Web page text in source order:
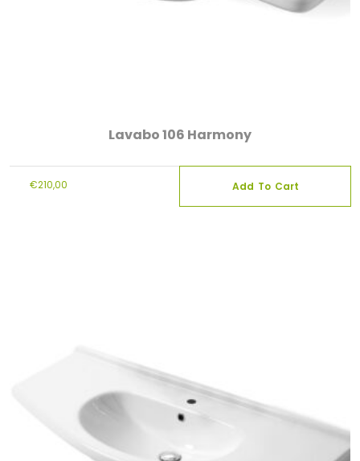
Lavabo 106 Harmony
€210,00 Add To Cart